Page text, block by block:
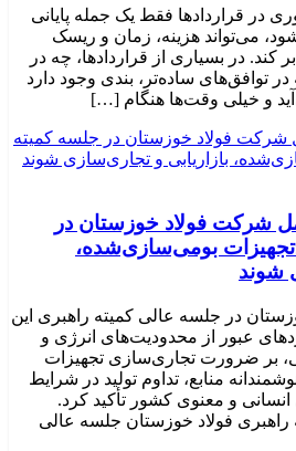
در قراردادها فقط یک جمله پایانی
می‌تواند هزینه، زمان و ریسک
کند. در بسیاری از قراردادها، چه در
توافق‌های ساده‌تر، بندی وجود دارد
و خیلی وقت‌ها هنگام […]
شرکت فولاد خوزستان در
بومی‌سازی‌شده،
شوند
در جلسه عالی کمیته راهبری این
عبور از محدودیت‌های انرژی و
بر ضرورت تجاری‌سازی تجهیزات
منابع، تداوم تولید در شرایط
و معنوی کشور تأکید کرد.
فولاد خوزستان جلسه عالی